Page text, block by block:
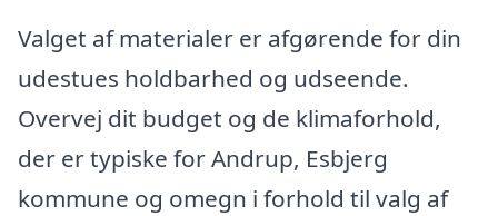
Valget af materialer er afgørende for din
udestues holdbarhed og udseende.
Overvej dit budget og de klimaforhold,
der er typiske for Andrup, Esbjerg
kommune og omegn i forhold til valg af